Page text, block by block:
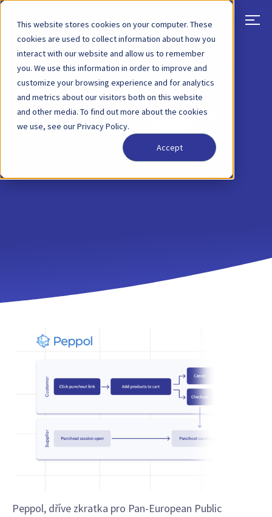
This website stores cookies on your computer. These
cookies are used to collect information about how you
interact with our website and allow us to remember
you. We use this information in order to improve and
customize your browsing experience and for analytics
and metrics about our visitors both on this website
and other media. To find out more about the cookies
we use, see our Privacy Policy.
Accept
ZPĚT PŘÍSPĚVEK NA BLOGU 15. ČERVNA 2023
5 případů použití
punchout v Peppol
Správa elektronických objednávek
Peppol, dříve zkratka pro Pan-European Public